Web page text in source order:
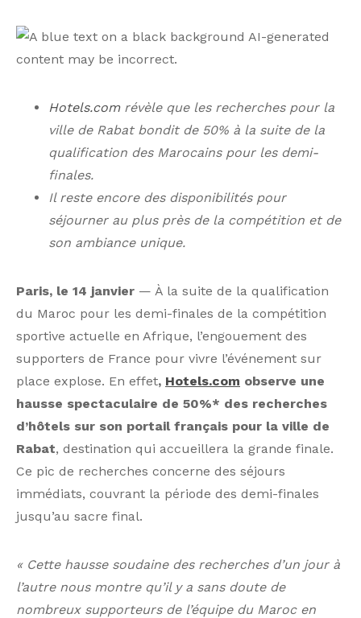
Hotels.comrévèle que les recherches pour la
ville de Rabat bondit de 50% à la suite de la
qualification des Marocains pour les demi-
finales.
Il reste encore des disponibilités pour
séjourner au plus près de la compétition et de
son ambiance unique.
Paris, le 14 janvier — À la suite de la qualification
du Maroc pour les demi-finales de la compétition
sportive actuelle en Afrique, l’engouement des
supporters de France pour vivre l’événement sur
place explose. En effet, Hotels.com observe une
hausse spectaculaire de 50%* des recherches
d’hôtels sur son portail français pour la ville de
Rabat, destination qui accueillera la grande finale.
Ce pic de recherches concerne des séjours
immédiats, couvrant la période des demi-finales
jusqu’au sacre final.
« Cette hausse soudaine des recherches d’un jour à
l’autre nous montre qu’il y a sans doute de
nombreux supporteurs de l’équipe du Maroc en